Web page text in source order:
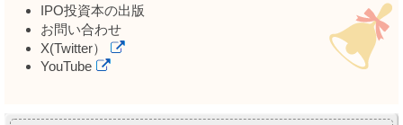
IPO投資本の出版
お問い合わせ
X(Twitter）
YouTube